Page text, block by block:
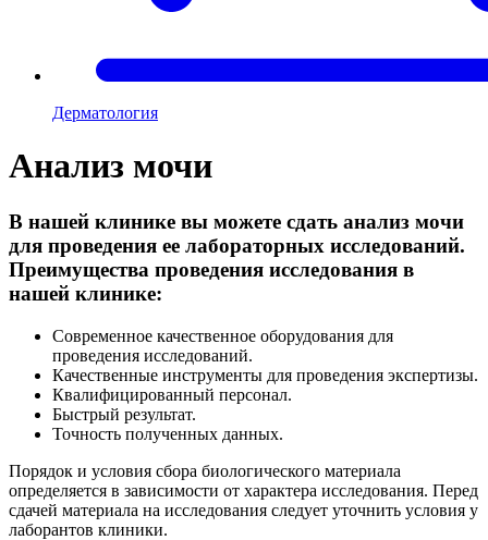
Дерматология
Анализ мочи
В нашей клинике вы можете сдать анализ мочи
для проведения ее лабораторных исследований.
Преимущества проведения исследования в
нашей клинике:
Современное качественное оборудования для
проведения исследований.
Качественные инструменты для проведения экспертизы.
Квалифицированный персонал.
Быстрый результат.
Точность полученных данных.
Порядок и условия сбора биологического материала
определяется в зависимости от характера исследования. Перед
сдачей материала на исследования следует уточнить условия у
лаборантов клиники.